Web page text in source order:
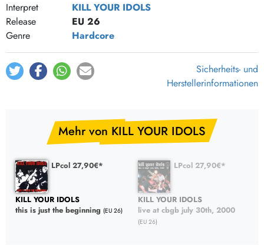
Interpret
KILL YOUR IDOLS
Release
EU 26
Genre
Hardcore
Sicherheits- und
Herstellerinformationen
Mehr von KILL YOUR IDOLS
LPcol 27,90€*
KILL YOUR IDOLS
this is just the beginning (EU 26)
LPcol 27,90€*
KILL YOUR IDOLS
live at cbgb july 30th, 2000
(EU 26)